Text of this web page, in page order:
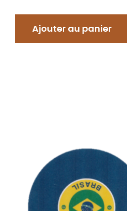
Ajouter au panier